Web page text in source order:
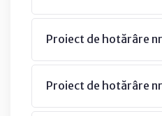
Proiect de hotărâre
Proiect de hotărâre